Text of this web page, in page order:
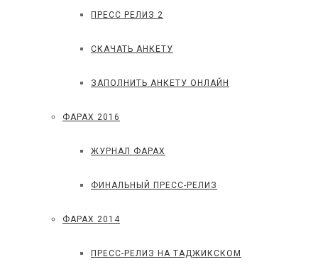
ПРЕСС РЕЛИЗ 2
СКАЧАТЬ АНКЕТУ
ЗАПОЛНИТЬ АНКЕТУ ОНЛАЙН
ФАРАХ 2016
ЖУРНАЛ ФАРАХ
ФИНАЛЬНЫЙ ПРЕСС-РЕЛИЗ
ФАРАХ 2014
ПРЕСС-РЕЛИЗ НА ТАДЖИКСКОМ